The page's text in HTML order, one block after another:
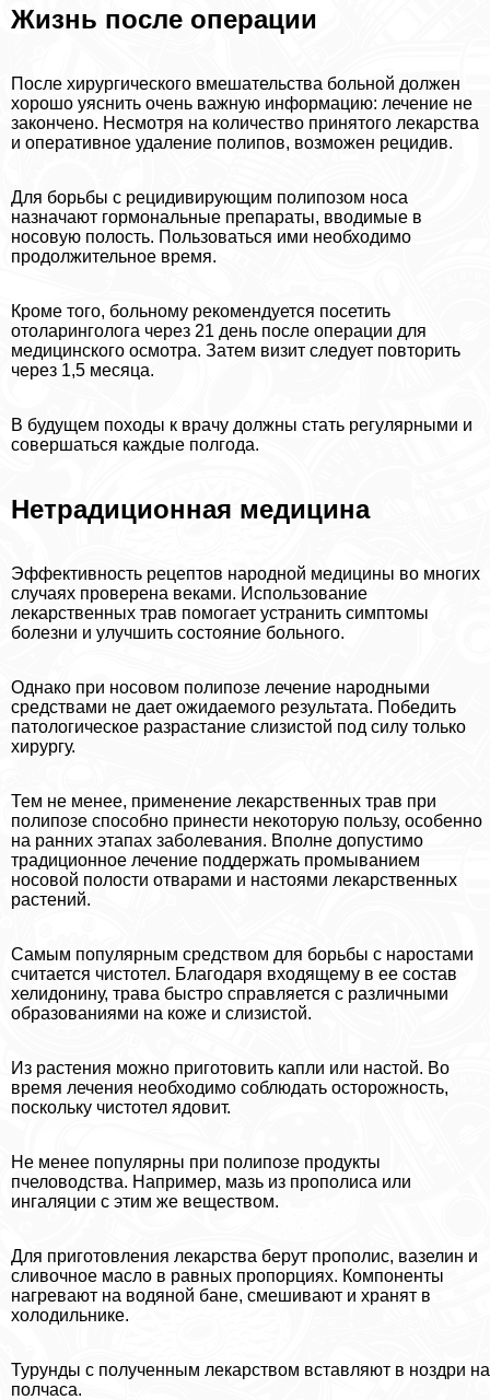
Жизнь после операции
После хирургического вмешательства больной должен
хорошо уяснить очень важную информацию: лечение не
закончено. Несмотря на количество принятого лекарства
и оперативное удаление полипов, возможен рецидив.
Для борьбы с рецидивирующим полипозом носа
назначают гормональные препараты, вводимые в
носовую полость. Пользоваться ими необходимо
продолжительное время.
Кроме того, больному рекомендуется посетить
отоларинголога через 21 день после операции для
медицинского осмотра. Затем визит следует повторить
через 1,5 месяца.
В будущем походы к врачу должны стать регулярными и
совершаться каждые полгода.
Нетрадиционная медицина
Эффективность рецептов народной медицины во многих
случаях проверена веками. Использование
лекарственных трав помогает устранить симптомы
болезни и улучшить состояние больного.
Однако при носовом полипозе лечение народными
средствами не дает ожидаемого результата. Победить
патологическое разрастание слизистой под силу только
хирургу.
Тем не менее, применение лекарственных трав при
полипозе способно принести некоторую пользу, особенно
на ранних этапах заболевания. Вполне допустимо
традиционное лечение поддержать промыванием
носовой полости отварами и настоями лекарственных
растений.
Самым популярным средством для борьбы с наростами
считается чистотел. Благодаря входящему в ее состав
хелидонину, трава быстро справляется с различными
образованиями на коже и слизистой.
Из растения можно приготовить капли или настой. Во
время лечения необходимо соблюдать осторожность,
поскольку чистотел ядовит.
Не менее популярны при полипозе продукты
пчеловодства. Например, мазь из прополиса или
ингаляции с этим же веществом.
Для приготовления лекарства берут прополис, вазелин и
сливочное масло в равных пропорциях. Компоненты
нагревают на водяной бане, смешивают и хранят в
холодильнике.
Турунды с полученным лекарством вставляют в ноздри на
полчаса.